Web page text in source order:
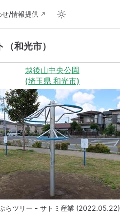
せ/情報提供
和光市）
越後山中央公園
(埼玉県 和光市)
らツリー - サトミ産業 (2022.05.22)